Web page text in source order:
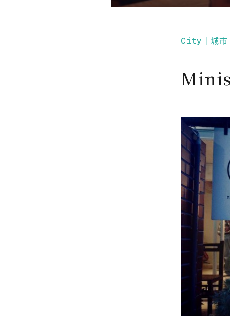
City｜城市